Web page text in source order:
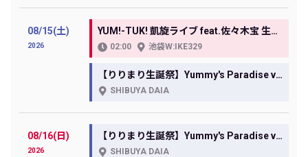
08/15(土)
2026
YUM!-TUK! 凱旋ライブ feat.佐々木宝 生誕ライブ
02:00 池袋W:IKE329
【りりまり生誕祭】Yummy's Paradise vol.29 meets 上園梨々花&凪沙茉莉果生誕祭
SHIBUYA DAIA
08/16(日)
2026
【りりまり生誕祭】Yummy's Paradise vol.29 meets 上園梨々花&凪沙茉莉果生誕祭
SHIBUYA DAIA